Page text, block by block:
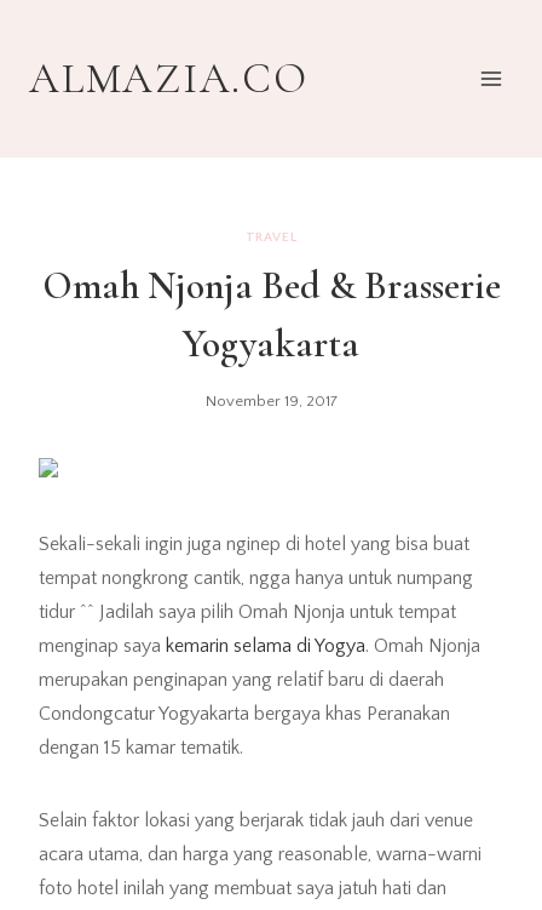
contentALMAZIA.CO
TRAVEL
Omah Njonja Bed & Brasserie
Yogyakarta
November 19, 2017
Sekali-sekali ingin juga nginep di hotel yang bisa buat
tempat nongkrong cantik, ngga hanya untuk numpang
tidur ^^ Jadilah saya pilih Omah Njonja untuk tempat
menginap saya kemarin selama di Yogya. Omah Njonja
merupakan penginapan yang relatif baru di daerah
Condongcatur Yogyakarta bergaya khas Peranakan
dengan 15 kamar tematik.
Selain faktor lokasi yang berjarak tidak jauh dari venue
acara utama, dan harga yang reasonable, warna-warni
foto hotel inilah yang membuat saya jatuh hati dan